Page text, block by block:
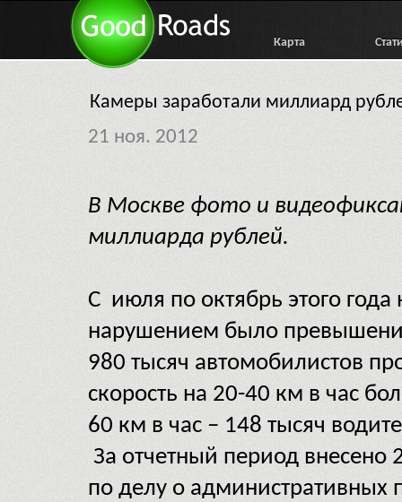
Карта
Камеры заработали миллиард
21 ноя. 2012
В Москве фото и
миллиарда рублей.
С июля по октябрь этого
нарушением было
980 тысяч автомобилистов
скорость на 20-40 км в час
60 км в час – 148 тысяч
За отчетный период внесено
по делу о административных